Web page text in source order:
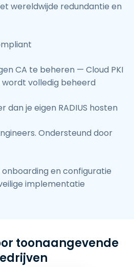
wereldwijde redundantie en
CA te beheren — Cloud PKI
volledig beheerd
dan je eigen RADIUS hosten
Ondersteund door
en configuratie
implementatie
toonaangevende